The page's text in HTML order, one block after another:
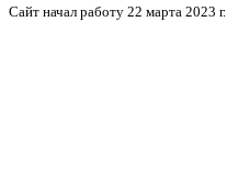
Сайт начал работу 22 марта 2023 г.